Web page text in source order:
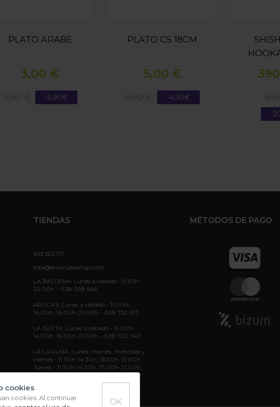
PLATO ARABE
3,00 €
-6,90€
PLATO CS 18CM
5,00 €
-4,90€
-
TIENDAS
633 592 711
info@enlanubeshop.com
LA BALLENA: Lunes a sábado - 9:30h-
22:00h. - 928 098 666
ARUCAS: Lunes a sábado - 11:00h-
14:00h, 16:00h-21:00h. - 828 732 533
LA ISLETA: Lunes a sábado - 11:00h-
14:00h, 16:00h-21:00h. - 928 720 740
LA LAGUNA: Lunes, martes, miércoles y
viernes - 11:30h-14:30h, 16:30h-21:00h.
Jueves - 11:30h-14:30h, 17:00h-21:00h.
Sábado - 11:30h-14:30h. - 822 70 36 52
MÉTODOS DE PAGO
cookies
cookies. Al continuar
OK